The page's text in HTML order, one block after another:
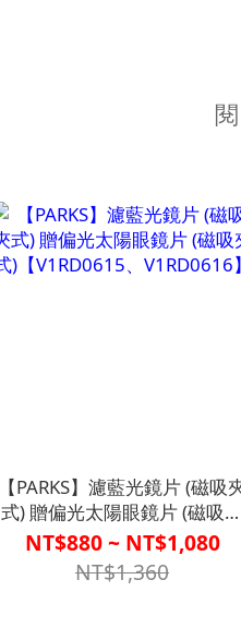
【PARKS】濾藍光鏡片 (磁吸
式) 贈偏光太陽眼鏡片 (磁吸夾
式)【V1RD0615、V1RD0616】
NT$880 ~ NT$1,080
NT$1,360